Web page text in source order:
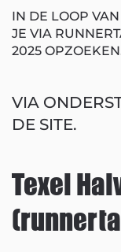
IN DE LOOP
JE VIA
2025
VIA
DE SITE.
Texel